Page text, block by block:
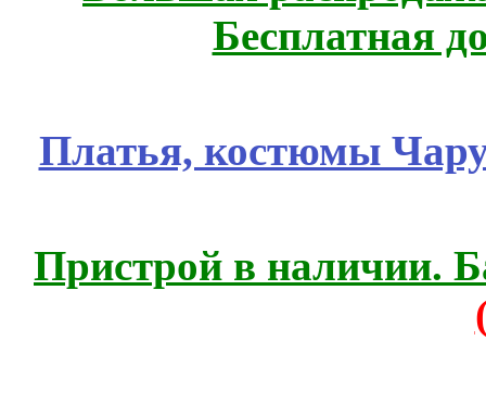
Бесплатная
Платья, костюмы
Пристрой в наличии.